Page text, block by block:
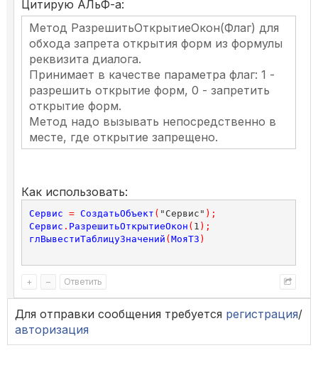
Цитирую АЛьФ-а:
Метод РазрешитьОткрытиеОкон(Флаг) для
обхода запрета открытия форм из формулы
реквизита диалога.
Принимает в качестве параметра флаг: 1 -
разрешить открытие форм, 0 - запретить
открытие форм.
Метод надо вызывать непосредственно в
месте, где открытие запрещено.
Как использовать:
Сервис = СоздатьОбъект ( "Сервис" );
Сервис . РазрешитьОткрытиеОкон ( 1 );
глВывестиТаблицуЗначений (МояТЗ )
+ – Ответить
Для отправки сообщения требуется регистрация/
авторизация